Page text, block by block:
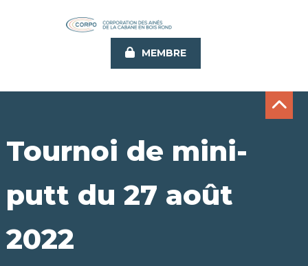
MEMBRE
Tournoi de mini-
putt du 27 août
2022